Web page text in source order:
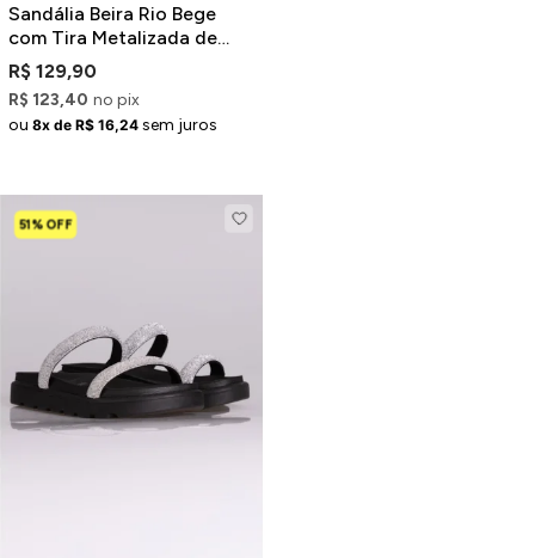
Sandália Beira Rio Bege
com Tira Metalizada de
Salto Médio Bloco
R$ 129,90
R$ 123,40 no pix
ou 8x de R$ 16,24 sem juros
51% OFF